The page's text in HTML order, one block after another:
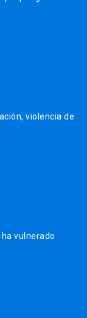
violencia de
vulnerado